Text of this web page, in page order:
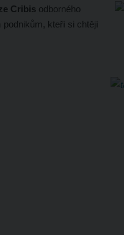
Cribis odborného
kteří si chtějí